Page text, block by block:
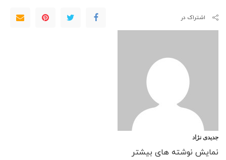
اشتراک در
جدیدی نژاد
نمایش نوشته های بیشتر